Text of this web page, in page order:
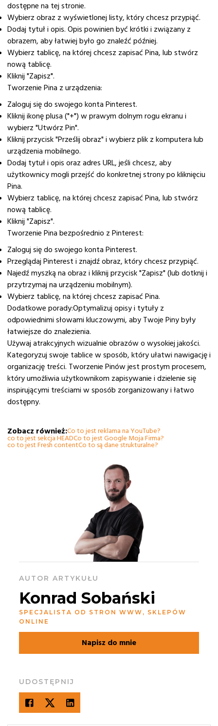
dostępne na tej stronie.
Wybierz obraz z wyświetlonej listy, który chcesz przypiąć.
Dodaj tytuł i opis. Opis powinien być krótki i związany z
obrazem, aby łatwiej było go znaleźć później.
Wybierz tablicę, na której chcesz zapisać Pina, lub stwórz
nową tablicę.
Kliknij "Zapisz".
Tworzenie Pina z urządzenia:
Zaloguj się do swojego konta Pinterest.
Kliknij ikonę plusa ("+") w prawym dolnym rogu ekranu i
wybierz "Utwórz Pin".
Kliknij przycisk "Prześlij obraz" i wybierz plik z komputera lub
urządzenia mobilnego.
Dodaj tytuł i opis oraz adres URL, jeśli chcesz, aby
użytkownicy mogli przejść do konkretnej strony po kliknięciu
Pina.
Wybierz tablicę, na której chcesz zapisać Pina, lub stwórz
nową tablicę.
Kliknij "Zapisz".
Tworzenie Pina bezpośrednio z Pinterest:
Zaloguj się do swojego konta Pinterest.
Przeglądaj Pinterest i znajdź obraz, który chcesz przypiąć.
Najedź myszką na obraz i kliknij przycisk "Zapisz" (lub dotknij i
przytrzymaj na urządzeniu mobilnym).
Wybierz tablicę, na której chcesz zapisać Pina.
Dodatkowe porady:Optymalizuj opisy i tytuły z
odpowiednimi słowami kluczowymi, aby Twoje Piny były
łatwiejsze do znalezienia.
Używaj atrakcyjnych wizualnie obrazów o wysokiej jakości.
Kategoryzuj swoje tablice w sposób, który ułatwi nawigację i
organizację treści. Tworzenie Pinów jest prostym procesem,
który umożliwia użytkownikom zapisywanie i dzielenie się
inspirującymi treściami w sposób zorganizowany i łatwo
dostępny.
Zobacz również:Co to jest reklama na YouTube?
co to jest sekcja HEADCo to jest Google Moja Firma?
co to jest Fresh contentCo to są dane strukturalne?
AUTOR ARTYKUŁU
Konrad Sobański
SPECJALISTA OD STRON WWW, SKLEPÓW
ONLINE
Napisz do mnie
UDOSTĘPNIJ